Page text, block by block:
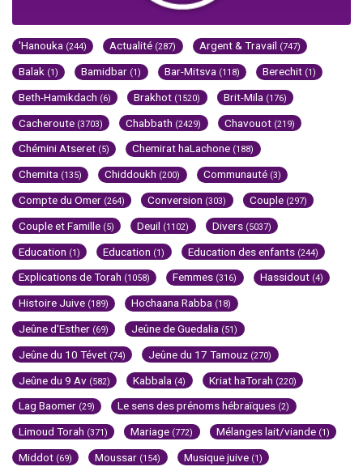
'Hanouka (244) Actualité (287) Argent & Travail (747)
Balak (1) Bamidbar (1) Bar-Mitsva (118) Berechit (1)
Beth-Hamikdach (6) Brakhot (1520) Brit-Mila (176)
Cacheroute (3703) Chabbath (2429) Chavouot (219)
Chémini Atseret (5) Chemirat haLachone (188)
Chemita (135) Chiddoukh (200) Communauté (3)
Compte du Omer (264) Conversion (303) Couple (297)
Couple et Famille (5) Deuil (1102) Divers (5037)
Education (1) Education (1) Education des enfants (244)
Explications de Torah (1058) Femmes (316) Hassidout (4)
Histoire Juive (189) Hochaana Rabba (18)
Jeûne d'Esther (69) Jeûne de Guedalia (51)
Jeûne du 10 Tévet (74) Jeûne du 17 Tamouz (270)
Jeûne du 9 Av (582) Kabbala (4) Kriat haTorah (220)
Lag Baomer (29) Le sens des prénoms hébraïques (2)
Limoud Torah (371) Mariage (772) Mélanges lait/viande (1)
Middot (69) Moussar (154) Musique juive (1)